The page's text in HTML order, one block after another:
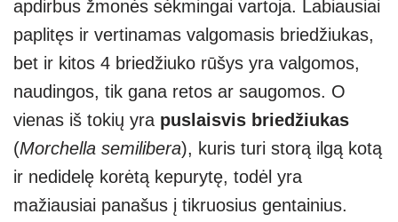
apdirbus žmonės sėkmingai vartoja. Labiausiai
paplitęs ir vertinamas valgomasis briedžiukas,
bet ir kitos 4 briedžiuko rūšys yra valgomos,
naudingos, tik gana retos ar saugomos. O
vienas iš tokių yra puslaisvis briedžiukas
(Morchella semilibera), kuris turi storą ilgą kotą
ir nedidelę korėtą kepurytę, todėl yra
mažiausiai panašus į tikruosius gentainius.